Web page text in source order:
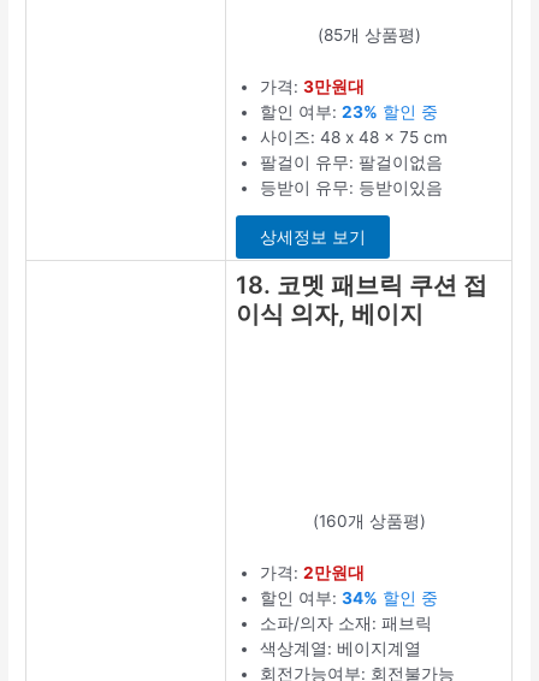
(85개 상품평)
가격:3만원대
할인 여부:23% 할인 중
사이즈: 48 x 48 x 75 cm
팔걸이 유무: 팔걸이없음
등받이 유무: 등받이있음
상세정보 보기
18. 코멧 패브릭 쿠션 접
이식 의자, 베이지
(160개 상품평)
가격:2만원대
할인 여부:34% 할인 중
소파/의자 소재: 패브릭
색상계열: 베이지계열
회전가능여부: 회전불가능